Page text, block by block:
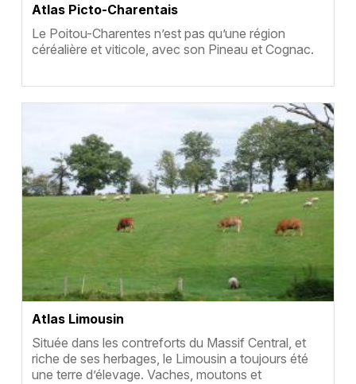
Atlas Picto-Charentais
Résumé
Le Poitou-Charentes n’est pas qu’une région
céréalière et viticole, avec son Pineau et Cognac.
Atlas Limousin
Résumé
Située dans les contreforts du Massif Central, et
riche de ses herbages, le Limousin a toujours été
une terre d’élevage. Vaches, moutons et